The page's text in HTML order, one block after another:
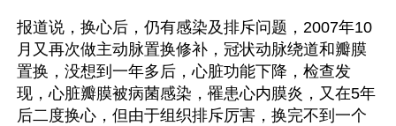
报道说，换心后，仍有感染及排斥问题，2007年10
月又再次做主动脉置换修补，冠状动脉绕道和瓣膜
置换，没想到一年多后，心脏功能下降，检查发
现，心脏瓣膜被病菌感染，罹患心内膜炎，又在5年
后二度换心，但由于组织排斥厉害，换完不到一个